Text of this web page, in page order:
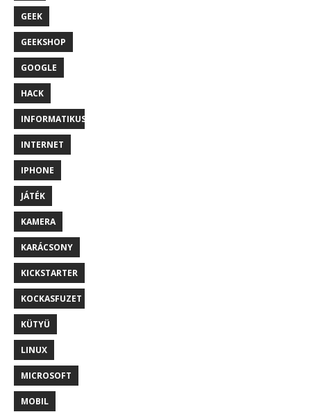
GEEK
GEEKSHOP
GOOGLE
HACK
INFORMATIKUS
INTERNET
IPHONE
JÁTÉK
KAMERA
KARÁCSONY
KICKSTARTER
KOCKASFUZET
KÜTYÜ
LINUX
MICROSOFT
MOBIL